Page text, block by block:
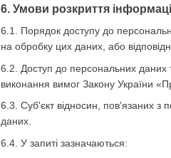
6. Умови розкриття
6.1. Порядок доступу до
на обробку цих даних, або
6.2. Доступ до персональних даних
виконання вимог Закону України
6.3. Суб'єкт відносин, пов'язаних
даних.
6.4. У запиті зазначаються: